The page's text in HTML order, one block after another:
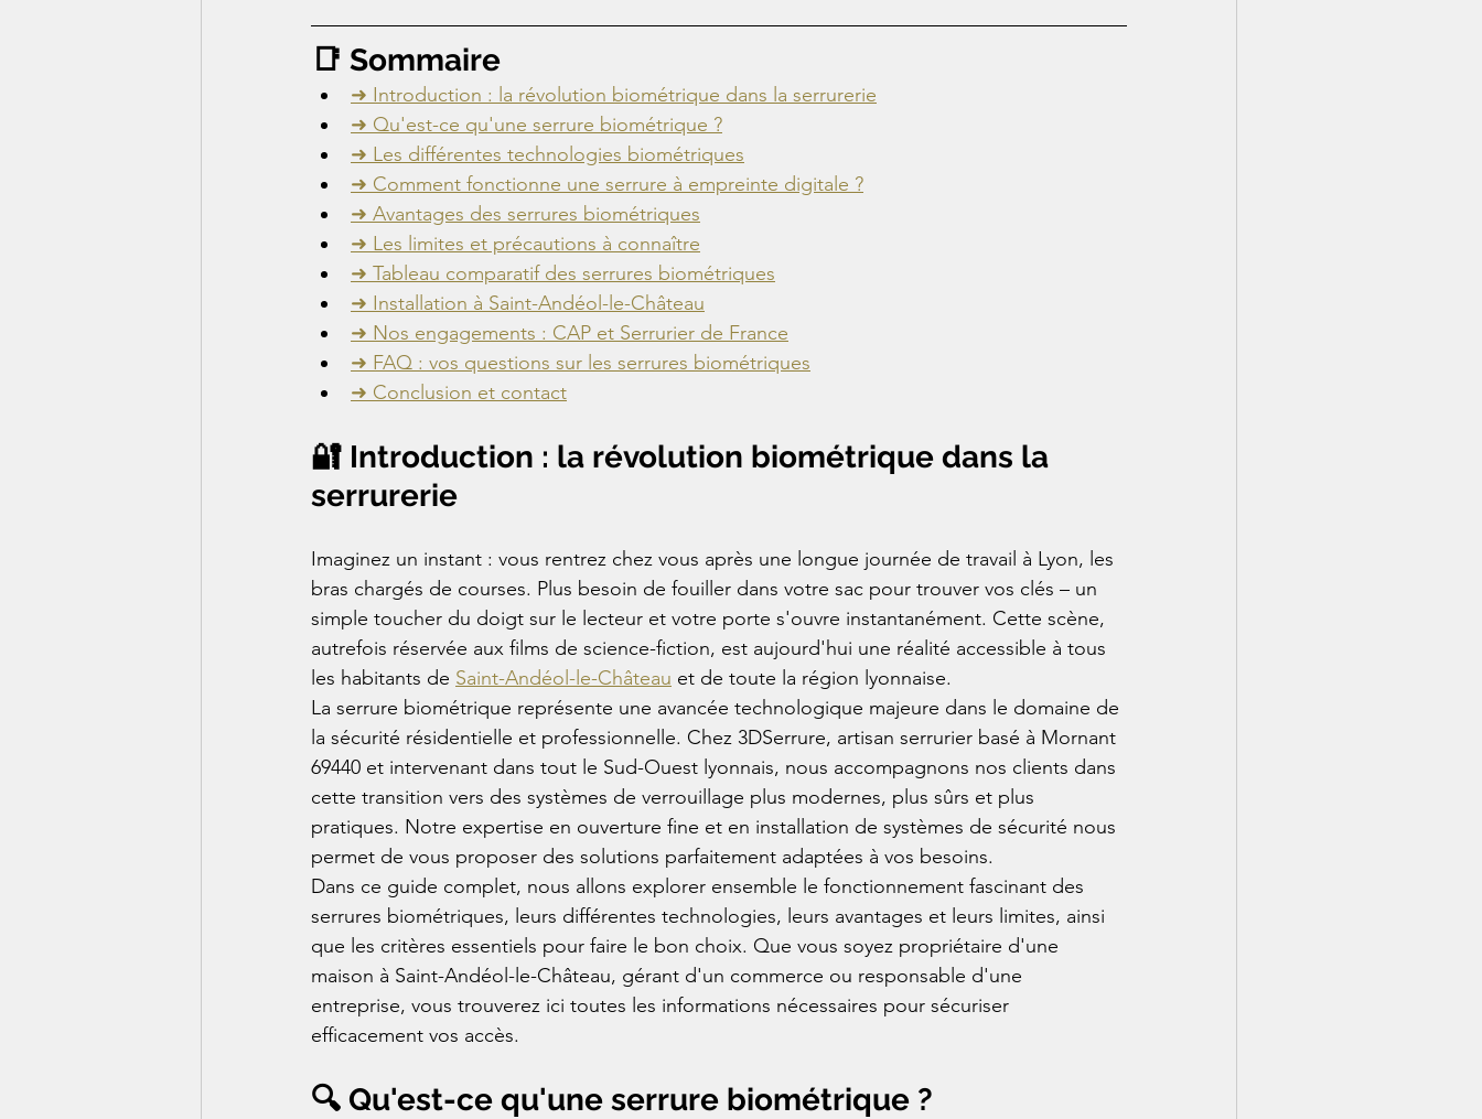
📑 Sommaire
➜ Introduction : la révolution biométrique dans la serrurerie
➜ Qu'est-ce qu'une serrure biométrique ?
➜ Les différentes technologies biométriques
➜ Comment fonctionne une serrure à empreinte digitale ?
➜ Avantages des serrures biométriques
➜ Les limites et précautions à connaître
➜ Tableau comparatif des serrures biométriques
➜ Installation à Saint-Andéol-le-Château
➜ Nos engagements : CAP et Serrurier de France
➜ FAQ : vos questions sur les serrures biométriques
➜ Conclusion et contact
🔐 Introduction : la révolution biométrique dans la
serrurerie
Imaginez un instant : vous rentrez chez vous après une longue journée de travail à Lyon, les
bras chargés de courses. Plus besoin de fouiller dans votre sac pour trouver vos clés – un
simple toucher du doigt sur le lecteur et votre porte s'ouvre instantanément. Cette scène,
autrefois réservée aux films de science-fiction, est aujourd'hui une réalité accessible à tous
les habitants de Saint-Andéol-le-Château et de toute la région lyonnaise.
La serrure biométrique représente une avancée technologique majeure dans le domaine de
la sécurité résidentielle et professionnelle. Chez 3DSerrure, artisan serrurier basé à Mornant
69440 et intervenant dans tout le Sud-Ouest lyonnais, nous accompagnons nos clients dans
cette transition vers des systèmes de verrouillage plus modernes, plus sûrs et plus
pratiques. Notre expertise en ouverture fine et en installation de systèmes de sécurité nous
permet de vous proposer des solutions parfaitement adaptées à vos besoins.
Dans ce guide complet, nous allons explorer ensemble le fonctionnement fascinant des
serrures biométriques, leurs différentes technologies, leurs avantages et leurs limites, ainsi
que les critères essentiels pour faire le bon choix. Que vous soyez propriétaire d'une
maison à Saint-Andéol-le-Château, gérant d'un commerce ou responsable d'une
entreprise, vous trouverez ici toutes les informations nécessaires pour sécuriser
efficacement vos accès.
🔍 Qu'est-ce qu'une serrure biométrique ?